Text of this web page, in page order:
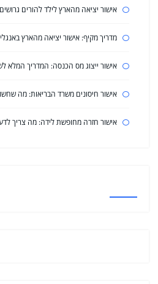
אישור יציאה מהארץ לילד להורים
מדריך מקיף: אישור יציאה מהארץ
אישור ייצוג מס הכנסה: המדריך המלא לשנת
אישור חיסונים משרד הבריאות: מה
אישור חזרה מחופשת לידה: מה צריך